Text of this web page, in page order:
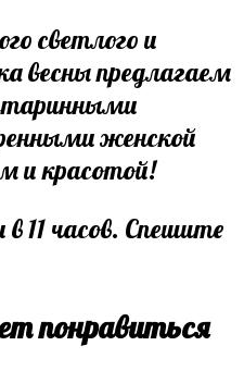
светлого и
весны предлагаем
женской
и красотой!
11 часов. Спешите
понравиться